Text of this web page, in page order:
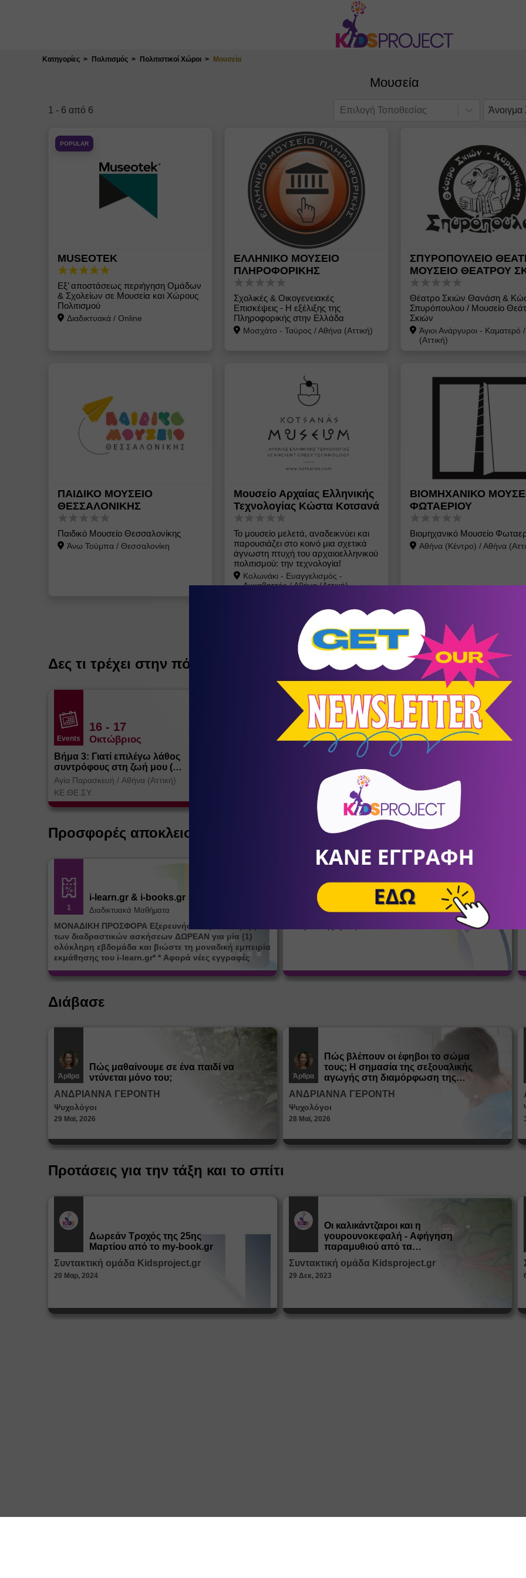
Κατηγορίες Πολιτισμός Πολιτιστικοί Χώροι Μουσεία
Μουσεία
1 - 6 από 6 Επιλογή Τοποθεσίας Άνοιγμα
POPULAR
MUSEOTEK
Εξ’ αποστάσεως περιήγηση Ομάδων
& Σχολείων σε Μουσεία και Χώρους
Πολιτισμού
Διαδικτυακά/ Online
ΕΛΛΗΝΙΚΟ ΜΟΥΣΕΙΟ
ΠΛΗΡΟΦΟΡΙΚΗΣ
Σχολικές & Οικογενειακές
Επισκέψεις - Η εξέλιξης της
Πληροφορικής στην Ελλάδα
Μοσχάτο - Ταύρος /Αθήνα (Αττική)
ΣΠΥΡΟΠΟΥΛΕΙΟ
ΜΟΥΣΕΙΟ ΘΕΑΤΡΟΥ
Θέατρο Σκιών Θανάση &
Σπυρόπουλου / Μουσείο
Σκιών
Άγιοι Ανάργυροι - Καματερό /
(Αττική)
ΠΑΙΔΙΚΟ ΜΟΥΣΕΙΟ
ΘΕΣΣΑΛΟΝΙΚΗΣ
Παιδικό Μουσείο Θεσσαλονίκης
Άνω Τούμπα/ Θεσσαλονίκη
Μουσείο Αρχαίας Ελληνικής
Τεχνολογίας Κώστα Κοτσανά
Το μουσείο μελετά, αναδεικνύει και
παρουσιάζει στο κοινό μια σχετικά
άγνωστη πτυχή του αρχαιοελληνικού
πολιτισμού: την τεχνολογία!
Κολωνάκι - Ευαγγελισμός -
Λυκαβηττός/Αθήνα (Αττική)
ΒΙΟΜΗΧΑΝΙΚΟ
ΦΩΤΑΕΡΙΟΥ
Βιομηχανικό Μουσείο
Αθήνα (Κέντρο) /Αθήνα
Δες τι τρέχει στην πόλη
Events
16 - 17
Οκτώβριος
Βήμα 3: Γιατί επιλέγω λάθος
συντρόφους στη ζωή μου (
Θεσσαλονίκη)
Αγία Παρασκευή / Αθήνα (Αττική)
ΚΕ.ΘΕ.ΣΥ.
Events
28 - 29
Νοέμβριος
Βήμα 2: Θεραπεύοντας τη σχέση με
Αγία Παρασκευή
Αθήνα (Αττική)
ΚΕ.ΘΕ.ΣΥ.
Προσφορές αποκλειστικά για εσένα
1
i-learn.gr & i-books.gr
Διαδικτυακά Μαθήματα
ΜΟΝΑΔΙΚΗ ΠΡΟΣΦΟΡΑ Εξερευνήστε την πλατφόρμα
των διαδραστικών ασκήσεων ΔΩΡΕΑΝ για μία (1)
ολόκληρη εβδομάδα και βιώστε τη μοναδική εμπειρία
εκμάθησης του i-learn.gr* * Αφορά νέες εγγραφές
Αθλητικός Σύλλογος Κοψαχείλα
Παλαιού Φαλήρου
Ποδόσφαιρο
Διάβασε
Άρθρα
Πώς μαθαίνουμε σε ένα παιδί να
ντύνεται μόνο του;
ΑΝΔΡΙΑΝΝΑ ΓΕΡΟΝΤΗ
Ψυχολόγοι
29 Μαϊ, 2026
Άρθρα
Πώς βλέπουν οι έφηβοι το σώμα
τους; Η σημασία της σεξουαλικής
αγωγής στη διαμόρφωση της
ταυτότητας
ΑΝΔΡΙΑΝΝΑ ΓΕΡΟΝΤΗ
Ψυχολόγοι
28 Μαϊ, 2026
Προτάσεις για την τάξη και το σπίτι
Δωρεάν Tροχός της 25ης
Μαρτίου από το my-book.gr
Συντακτική ομάδα Kidsproject.gr
20 Μαρ, 2024
Οι καλικάντζαροι και η
γουρουνοκεφαλή - Αφήγηση
παραμυθιού από τα
Παραμυθοκαμώματα
Συντακτική ομάδα Kidsproject.gr
29 Δεκ, 2023